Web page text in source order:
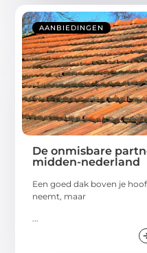
AANBIEDINGEN
De onmisbare
midden-nederland
Een goed dak boven je
neemt, maar
...